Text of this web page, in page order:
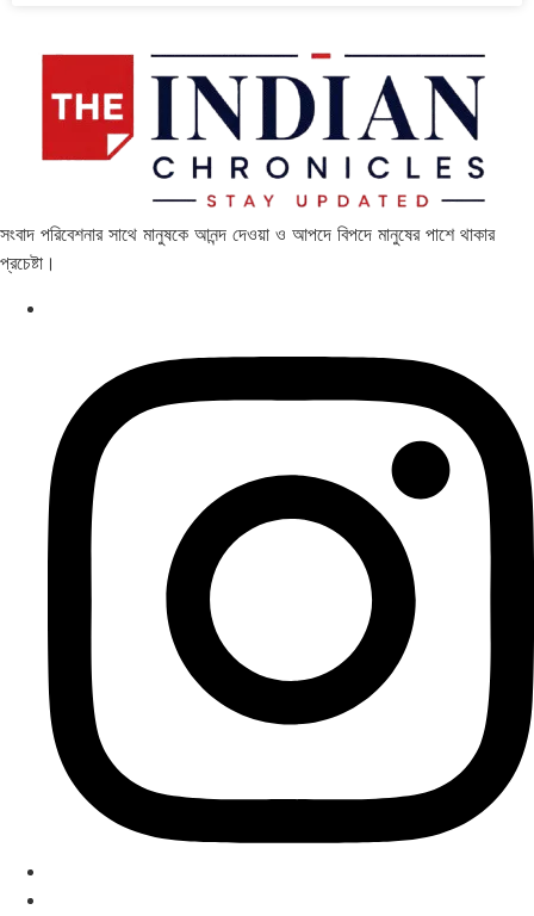
সংবাদ পরিবেশনার সাথে মানুষকে আনন্দ দেওয়া ও আপদে বিপদে মানুষের পাশে থাকার
প্রচেষ্টা।